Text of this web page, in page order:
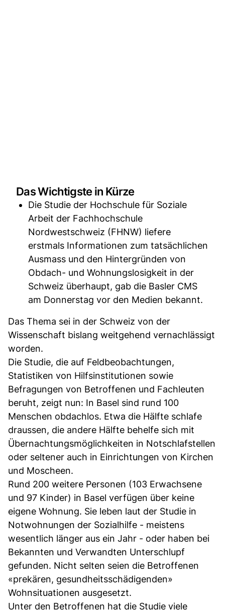
Das Wichtigste in Kürze
Die Studie der Hochschule für Soziale
Arbeit der Fachhochschule
Nordwestschweiz (FHNW) liefere
erstmals Informationen zum tatsächlichen
Ausmass und den Hintergründen von
Obdach- und Wohnungslosigkeit in der
Schweiz überhaupt, gab die Basler CMS
am Donnerstag vor den Medien bekannt.
Das Thema sei in der Schweiz von der
Wissenschaft bislang weitgehend vernachlässigt
worden.
Die Studie, die auf Feldbeobachtungen,
Statistiken von Hilfsinstitutionen sowie
Befragungen von Betroffenen und Fachleuten
beruht, zeigt nun: In Basel sind rund 100
Menschen obdachlos. Etwa die Hälfte schlafe
draussen, die andere Hälfte behelfe sich mit
Übernachtungsmöglichkeiten in Notschlafstellen
oder seltener auch in Einrichtungen von Kirchen
und Moscheen.
Rund 200 weitere Personen (103 Erwachsene
und 97 Kinder) in Basel verfügen über keine
eigene Wohnung. Sie leben laut der Studie in
Notwohnungen der Sozialhilfe - meistens
wesentlich länger aus ein Jahr - oder haben bei
Bekannten und Verwandten Unterschlupf
gefunden. Nicht selten seien die Betroffenen
«prekären, gesundheitsschädigenden»
Wohnsituationen ausgesetzt.
Unter den Betroffenen hat die Studie viele